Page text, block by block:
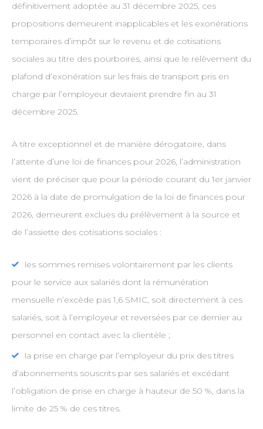
définitivement adoptée au 31 décembre 2025, ces
propositions demeurent inapplicables et les exonérations
temporaires d’impôt sur le revenu et de cotisations
sociales au titre des pourboires, ainsi que le relèvement du
plafond d’exonération sur les frais de transport pris en
charge par l’employeur devraient prendre fin au 31
décembre 2025.
À titre exceptionnel et de manière dérogatoire, dans
l’attente d’une loi de finances pour 2026, l’administration
vient de préciser que pour la période courant du 1er janvier
2026 à la date de promulgation de la loi de finances pour
2026, demeurent exclues du prélèvement à la source et
de l’assiette des cotisations sociales :
les sommes remises volontairement par les clients
pour le service aux salariés dont la rémunération
mensuelle n’excède pas 1,6 SMIC, soit directement à ces
salariés, soit à l’employeur et reversées par ce dernier au
personnel en contact avec la clientèle ;
la prise en charge par l’employeur du prix des titres
d’abonnements souscrits par ses salariés et excédant
l’obligation de prise en charge à hauteur de 50 %, dans la
limite de 25 % de ces titres.